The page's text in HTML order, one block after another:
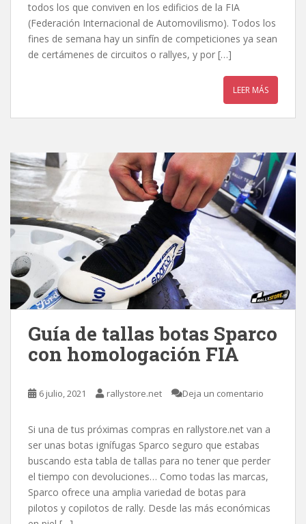
todos los que conviven en los edificios de la FIA
(Federación Internacional de Automovilismo). Todos los
fines de semana hay un sinfín de competiciones ya sean
de certámenes de circuitos o rallyes, y por […]
LEER MÁS
Guía de tallas botas Sparco
con homologación FIA
6 julio, 2021 rallystore.net Deja un comentario
Si una de tus próximas compras en rallystore.net van a
ser unas botas ignífugas Sparco seguro que estabas
buscando esta tabla de tallas para no tener que perder
el tiempo con devoluciones… Como todas las marcas,
Sparco ofrece una amplia variedad de botas para
pilotos y copilotos de rally. Desde las más económicas